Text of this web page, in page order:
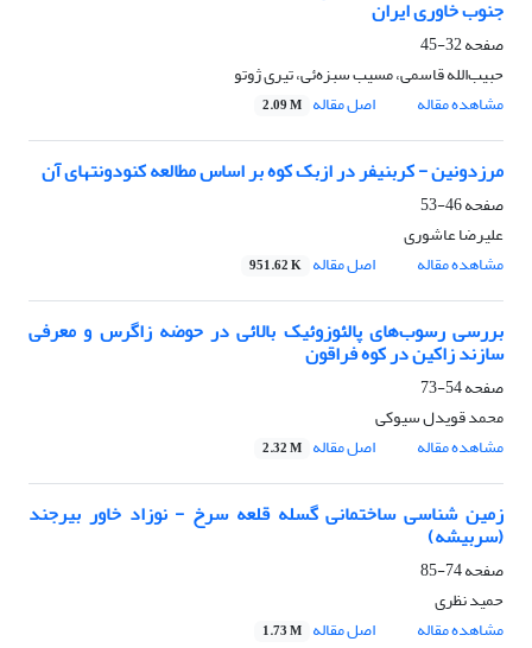
جنوب خاوری ایران
صفحه32-45
حبیب‌الله قاسمی، مسیب سبزه‌ئی، تیری ژوتو
مشاهده مقاله
اصل مقاله 2.09 M
مرزدونین - کربنیفر در ازبک کوه بر اساس مطالعه کنودونتهای آن
صفحه46-53
علیرضا عاشوری
مشاهده مقاله
اصل مقاله 951.62 K
بررسی رسوب‌های پالئوزوئیک بالائی در حوضه زاگرس و معرفی
سازند زاکین در کوه فراقون
صفحه54-73
محمد قویدل سیوکی
مشاهده مقاله
اصل مقاله 2.32 M
زمین شناسی ساختمانی گسله قلعه سرخ - نوزاد خاور بیرجند
(سربیشه)
صفحه74-85
حمید نظری
مشاهده مقاله
اصل مقاله 1.73 M